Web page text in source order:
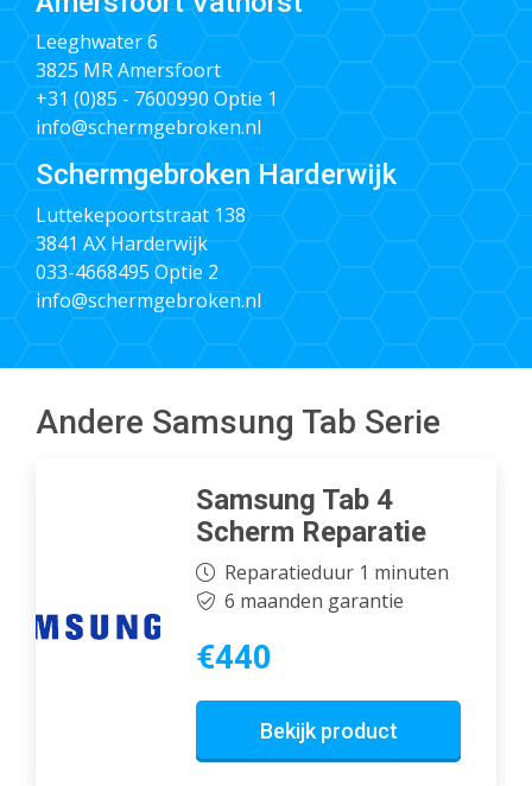
Leeghwater 6
3825 MR Amersfoort
+31 (0)85 - 7600990 Optie 1
info@schermgebroken.nl
Schermgebroken Harderwijk
Luttekepoortstraat 138
3841 AX Harderwijk
033-4668495 Optie 2
info@schermgebroken.nl
Andere Samsung Tab Serie
Samsung Tab 4
Scherm Reparatie
Reparatieduur 1 minuten
6 maanden garantie
€440
Bekijk product